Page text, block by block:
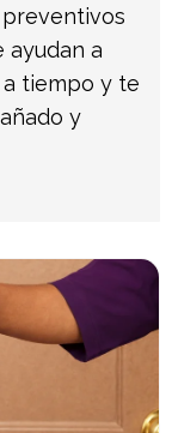
ayudan a
tiempo y te
y